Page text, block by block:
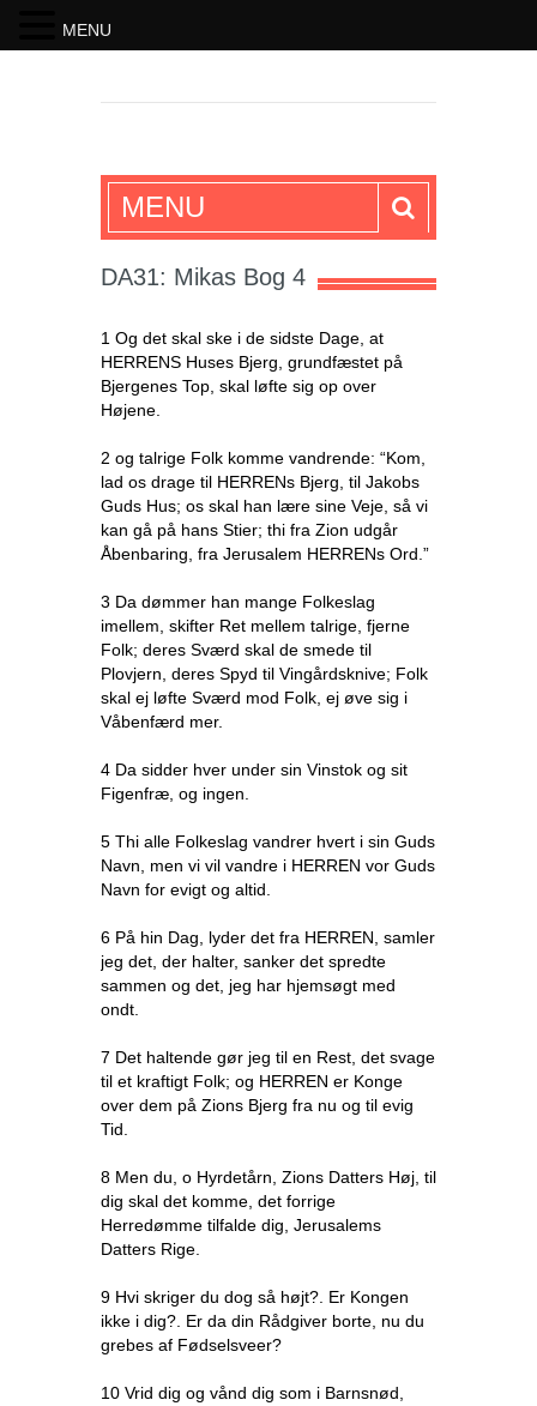
SKRIFTEN
MENU
DA31: Mikas Bog 4
1 Og det skal ske i de sidste Dage, at
HERRENS Huses Bjerg, grundfæstet på
Bjergenes Top, skal løfte sig op over
Højene.
2 og talrige Folk komme vandrende: “Kom,
lad os drage til HERRENs Bjerg, til Jakobs
Guds Hus; os skal han lære sine Veje, så vi
kan gå på hans Stier; thi fra Zion udgår
Åbenbaring, fra Jerusalem HERRENs Ord.”
3 Da dømmer han mange Folkeslag
imellem, skifter Ret mellem talrige, fjerne
Folk; deres Sværd skal de smede til
Plovjern, deres Spyd til Vingårdsknive; Folk
skal ej løfte Sværd mod Folk, ej øve sig i
Våbenfærd mer.
4 Da sidder hver under sin Vinstok og sit
Figenfræ, og ingen.
5 Thi alle Folkeslag vandrer hvert i sin Guds
Navn, men vi vil vandre i HERREN vor Guds
Navn for evigt og altid.
6 På hin Dag, lyder det fra HERREN, samler
jeg det, der halter, sanker det spredte
sammen og det, jeg har hjemsøgt med
ondt.
7 Det haltende gør jeg til en Rest, det svage
til et kraftigt Folk; og HERREN er Konge
over dem på Zions Bjerg fra nu og til evig
Tid.
8 Men du, o Hyrdetårn, Zions Datters Høj, til
dig skal det komme, det forrige
Herredømme tilfalde dig, Jerusalems
Datters Rige.
9 Hvi skriger du dog så højt?. Er Kongen
ikke i dig?. Er da din Rådgiver borte, nu du
grebes af Fødselsveer?
10 Vrid dig og vånd dig som i Barnsnød,
MENU